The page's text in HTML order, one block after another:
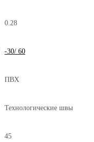
0.28
-30/ 60
ПВХ
Технологические швы
45